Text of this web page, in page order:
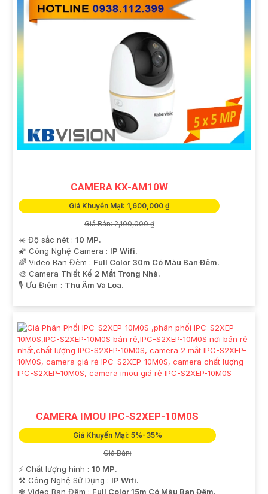
CAMERA KX-AM10W
Giá Khuyến Mại: 1,600,000 ₫
Giá Bán: 2,100,000 ₫
☀️ Độ sắc nét : 10 MP.
🌠 Công Nghệ Camera : IP Wifi.
🌈 Video Ban Đêm : Full Color 30m Có Màu Ban Ðêm.
🎨 Camera Thiết Kế 2 Mắt Trong Nhà.
️🎙 Ưu Điểm : Thu Âm Và Loa.
CAMERA IMOU IPC-S2XEP-10M0S
Giá Khuyến Mại: 5%-35%
Giá Bán:
️⚡ Chất lượng hình : 10 MP.
⚒ Công Nghệ Sử Dụng : IP Wifi.
❃ Video Ban Đêm : Full Color 15m Có Màu Ban Ðêm.